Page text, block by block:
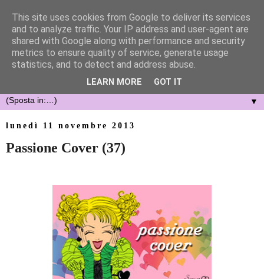
▼
lunedì 11 novembre 2013
Passione Cover (37)
This site uses cookies from Google to deliver its services
and to analyze traffic. Your IP address and user-agent are
shared with Google along with performance and security
metrics to ensure quality of service, generate usage
statistics, and to detect and address abuse.
LEARN MORE GOT IT